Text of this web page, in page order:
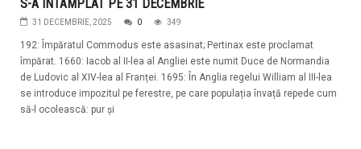
S-A INTAMPLAT PE 31 DECEMBRIE
31 DECEMBRIE, 2025 0 349
192: Împăratul Commodus este asasinat; Pertinax este proclamat
împărat. 1660: Iacob al II-lea al Angliei este numit Duce de Normandia
de Ludovic al XIV-lea al Franței. 1695: În Anglia regelui William al III-lea
se introduce impozitul pe ferestre, pe care populația învață repede cum
să-l ocolească: pur și